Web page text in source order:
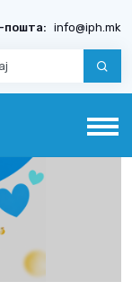
пошта: info@iph.mk